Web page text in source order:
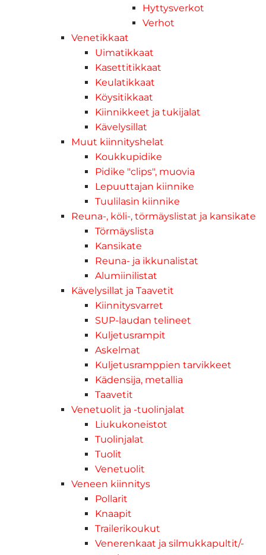
Hyttysverkot
Verhot
Venetikkaat
Uimatikkaat
Kasettitikkaat
Keulatikkaat
Köysitikkaat
Kiinnikkeet ja tukijalat
Kävelysillat
Muut kiinnityshelat
Koukkupidike
Pidike "clips", muovia
Lepuuttajan kiinnike
Tuulilasin kiinnike
Reuna-, köli-, törmäyslistat ja kansikate
Törmäyslista
Kansikate
Reuna- ja ikkunalistat
Alumiinilistat
Kävelysillat ja Taavetit
Kiinnitysvarret
SUP-laudan telineet
Kuljetusrampit
Askelmat
Kuljetusramppien tarvikkeet
Kädensija, metallia
Taavetit
Venetuolit ja -tuolinjalat
Liukukoneistot
Tuolinjalat
Tuolit
Venetuolit
Veneen kiinnitys
Pollarit
Knaapit
Trailerikoukut
Venerenkaat ja silmukkapultit/-